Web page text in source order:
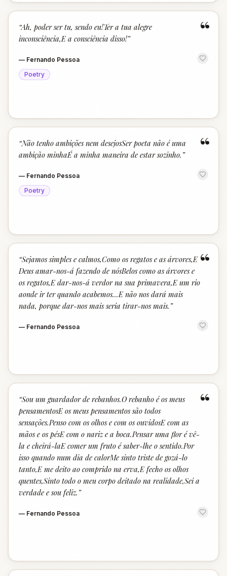
“
“Ah, poder ser tu, sendo eu!Ter a tua alegre
inconsciência,E a consciência disso!”
— Fernando Pessoa
Poetry
“
“Não tenho ambições nem desejosSer poeta não é uma
ambição minhaÉ a minha maneira de estar sozinho. ”
— Fernando Pessoa
Poetry
“
“Sejamos simples e calmos,Como os regatos e as árvores,E
Deus amar-nos-á fazendo de nósBelos como as árvores e
os regatos,E dar-nos-á verdor na sua primavera,E um rio
aonde ir ter quando acabemos...E não nos dará mais
nada, porque dar-nos mais seria tirar-nos mais. ”
— Fernando Pessoa
“
“Sou um guardador de rebanhos.O rebanho é os meus
pensamentosE os meus pensamentos são todos
sensações.Penso com os olhos e com os ouvidosE com as
mãos e os pésE com o nariz e a boca.Pensar uma flor é vê-
la e cheirá-laE comer um fruto é saber-lhe o sentido.Por
isso quando num dia de calorMe sinto triste de gozá-lo
tanto,E me deito ao comprido na erva,E fecho os olhos
quentes,Sinto todo o meu corpo deitado na realidade,Sei a
verdade e sou feliz. ”
— Fernando Pessoa